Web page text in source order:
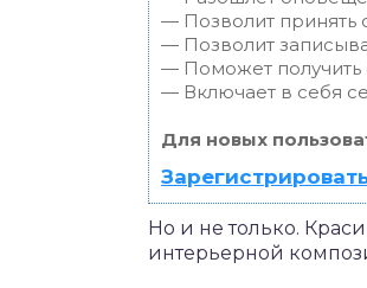
— Позволит принять
— Позволит
— Поможет получить
— Включает в себя
Для новых
Но и не только.
интерьерной